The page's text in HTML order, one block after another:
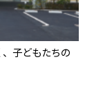
子どもたちの